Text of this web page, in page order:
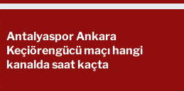
Antalyaspor Ankara
Keçiörengücü maçı hangi
kanalda saat kaçta